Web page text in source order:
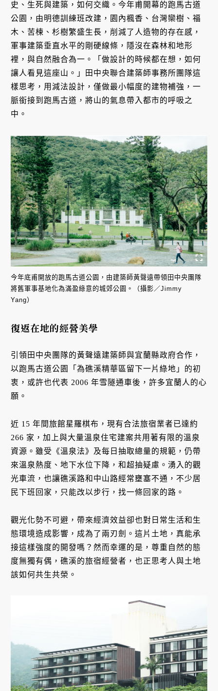
史、生死與建築，如何交織。今年甫開幕的跑馬古道
公園，由明德訓練班改建，園內楓香、台灣欒樹、福
木、苦楝、杉樹繁盛生長，削減了人造物的存在感，
軍事建築垂直水平的剛硬線條，隱沒在森林和地形
裡，與自然融合為一。「做設計的時候都在想，如何
讓人看見這座山。」田中央聯合建築師事務所團隊這
樣思考，用減法設計，僅做最小幅度的建物補強，一
脈銜接到跑馬古道，將山的氣息帶入都市的呼吸之
中。
今年底甫開放的跑馬古道公園，由建築師黃聲遠帶領田中央團隊
將舊軍事基地化為滿盈綠意的城郊公園。（攝影／Jimmy
Yang）
復返在地的經營美學
引領田中央團隊的黃聲遠建築師與宜蘭縣政府合作，
以跑馬古道公園「為礁溪精華區留下一片綠地」的初
衷，或許也代表 2006 年雪隧通車後，許多宜蘭人的心
願。
近 15 年間旅館星羅棋布，現有合法旅宿業者已達約
266 家，加上與大量溫泉住宅建案共用著有限的溫泉
資源。雖受《溫泉法》及每日抽取總量的規範，仍帶
來溫泉熱度、地下水位下降，和超抽疑慮。湧入的觀
光車流，也讓礁溪路和中山路經常壅塞不通，不少居
民下班回家，只能改以步行，找一條回家的路。
觀光化勢不可避，帶來經濟效益卻也對日常生活和生
態環境造成影響，成為了兩刃劍。這片土地，真能承
接這樣強度的開發嗎？然而幸運的是，尊重自然的態
度無獨有偶，礁溪的旅宿經營者，也正思考人與土地
該如何共生共榮。